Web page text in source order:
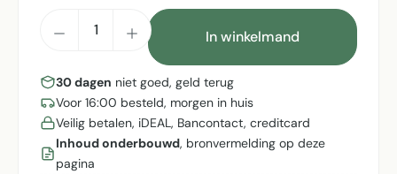
Producthoeveelheid: Voer de
In winkelmand
30 dagen niet goed, geld terug
Voor 16:00 besteld, morgen in huis
Veilig betalen, iDEAL, Bancontact, creditcard
Inhoud onderbouwd, bronvermelding op deze
pagina